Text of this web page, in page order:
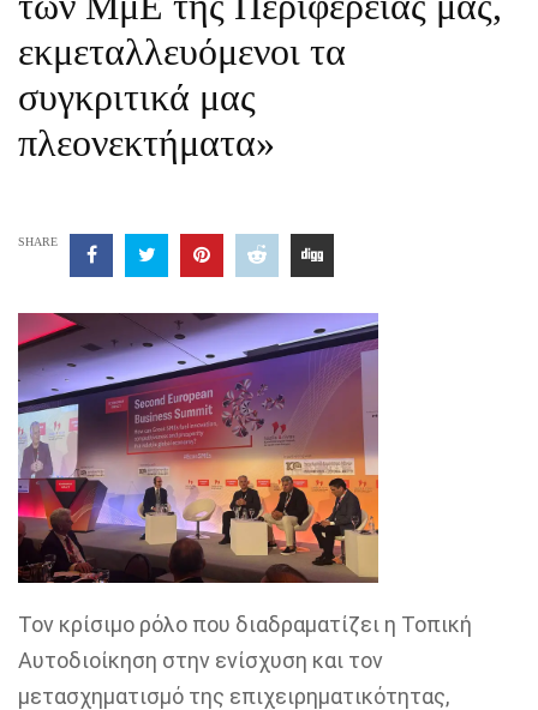
εκμεταλλευόμενοι τα
συγκριτικά μας
πλεονεκτήματα»
SHARE
Τον κρίσιμο ρόλο που διαδραματίζει η Τοπική
Αυτοδιοίκηση στην ενίσχυση και τον
μετασχηματισμό της επιχειρηματικότητας,